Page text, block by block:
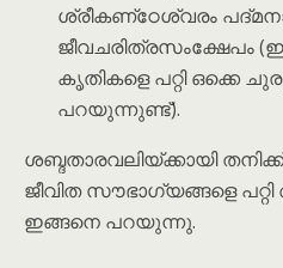
ശ്രീകണ്‌ഠേശ്വരം
ജീവചരിത്രസംക്ഷേപം
കൃതികളെ പറ്റി ഒക്കെ
പറയുന്നുണ്ട്).
ശബ്ദതാരവലിയ്ക്കായി
ജീവിത സൗഭാഗ്യങ്ങളെ
ഇങ്ങനെ പറയുന്നു.